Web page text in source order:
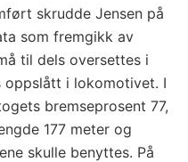
skrudde Jensen på
som fremgikk av
til dels oversettes i
oppslått i lokomotivet. I
bremseprosent 77,
177 meter og
skulle benyttes. På